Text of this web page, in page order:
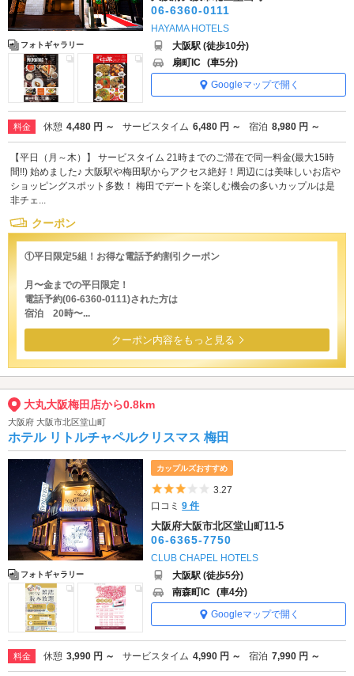
フォトギャラリー
06-6360-0111
HAYAMA HOTELS
大阪駅 (徒歩10分)
扇町IC (車5分)
Googleマップで開く
料金 休憩 4,480 円 ～ サービスタイム 6,480 円 ～ 宿泊 8,980 円 ～
【平日（月～木）】 サービスタイム 21時までのご滞在で同一料金(最大15時
間!!) 始めました♪ 大阪駅や梅田駅からアクセス絶好！周辺には美味しいお店や
ショッピングスポット多数！ 梅田でデートを楽しむ機会の多いカップルは是
非チェ...
クーポン
①平日限定5組！お得な電話予約割引クーポン
月〜金までの平日限定！
電話予約(06-6360-0111)された方は
宿泊 20時〜...
クーポン内容をもっと見る
大丸大阪梅田店から0.8km
大阪府 大阪市北区堂山町
ホテル リトルチャペルクリスマス 梅田
フォトギャラリー
カップルズおすすめ
5つ星のうち3
3.27
口コミ9 件
大阪府大阪市北区堂山町11-5
06-6365-7750
CLUB CHAPEL HOTELS
大阪駅 (徒歩5分)
南森町IC (車4分)
Googleマップで開く
料金 休憩 3,990 円 ～ サービスタイム 4,990 円 ～ 宿泊 7,990 円 ～